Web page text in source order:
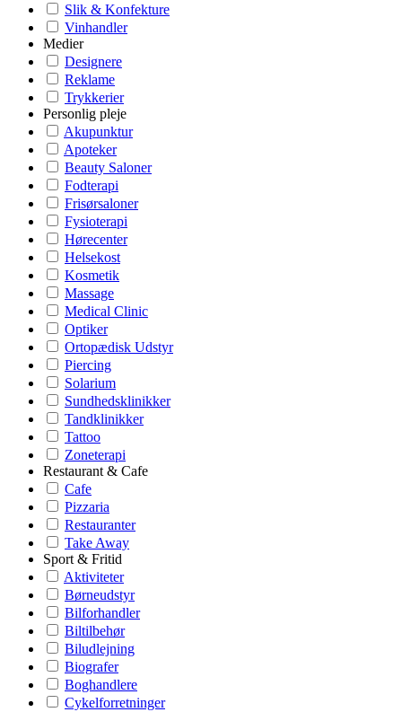
Slik & Konfekture
Vinhandler
Medier
Designere
Reklame
Trykkerier
Personlig pleje
Akupunktur
Apoteker
Beauty Saloner
Fodterapi
Frisørsaloner
Fysioterapi
Hørecenter
Helsekost
Kosmetik
Massage
Medical Clinic
Optiker
Ortopædisk Udstyr
Piercing
Solarium
Sundhedsklinikker
Tandklinikker
Tattoo
Zoneterapi
Restaurant & Cafe
Cafe
Pizzaria
Restauranter
Take Away
Sport & Fritid
Aktiviteter
Børneudstyr
Bilforhandler
Biltilbehør
Biludlejning
Biografer
Boghandlere
Cykelforretninger